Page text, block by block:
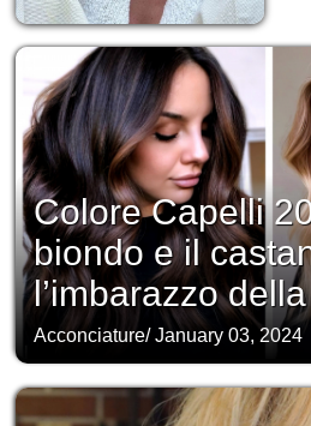
Colore Capelli
biondo e il
l’imbarazzo
Acconciature/January 03, 2024